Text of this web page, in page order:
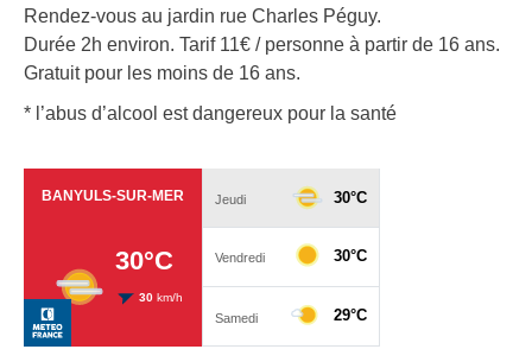
Rendez-vous au jardin rue Charles Péguy.
Durée 2h environ. Tarif 11€ / personne à partir de 16 ans.
Gratuit pour les moins de 16 ans.
* l’abus d’alcool est dangereux pour la santé